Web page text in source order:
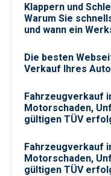
Klappern und
Warum Sie
und wann ein
Die besten
Verkauf Ihres
Fahrzeugverkauf
Motorschaden,
gültigen TÜV
Fahrzeugverkauf
Motorschaden,
gültigen TÜV